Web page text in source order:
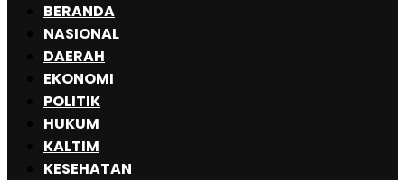
BERANDA
NASIONAL
DAERAH
EKONOMI
POLITIK
HUKUM
KALTIM
KESEHATAN